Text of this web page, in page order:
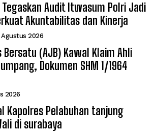
Audit Itwasum Polri Jadi
Akuntabilitas dan Kinerja
Agustus 2026
(AJB) Kawal Klaim Ahli
Dokumen SHM 1/1964
2026
Kapolres Pelabuhan tanjung
di surabaya